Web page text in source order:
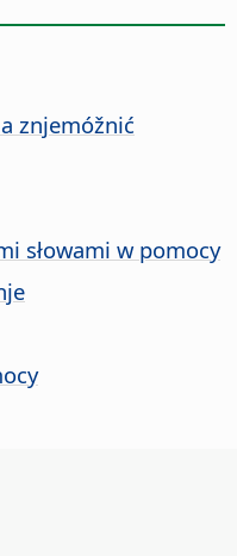
znjemóžnić
słowami w pomocy